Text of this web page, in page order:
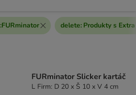
:FURminator delete: Produkty s
FURminator Slicker kartáč
L Firm: D 20 x Š 10 x V 4 cm